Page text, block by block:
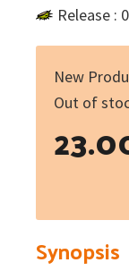
Release :
New
Out of
Synopsis